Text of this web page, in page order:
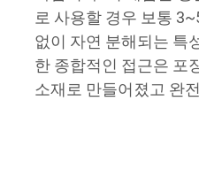
로 사용할 경우 보통
없이 자연 분해되는 특
한 종합적인 접근은 포
소재로 만들어졌고 완